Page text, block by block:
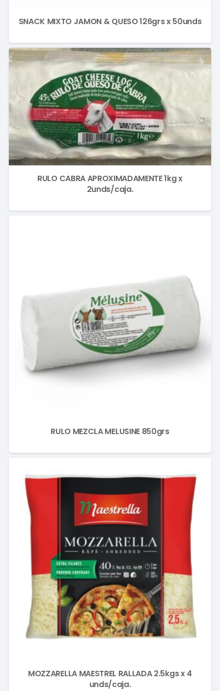
SNACK MIXTO JAMON & QUESO 126grs x 50unds
RULO CABRA APROXIMADAMENTE 1kg x
2unds/caja.
RULO MEZCLA MELUSINE 850grs
MOZZARELLA MAESTREL RALLADA 2.5kgs x 4
unds/caja.